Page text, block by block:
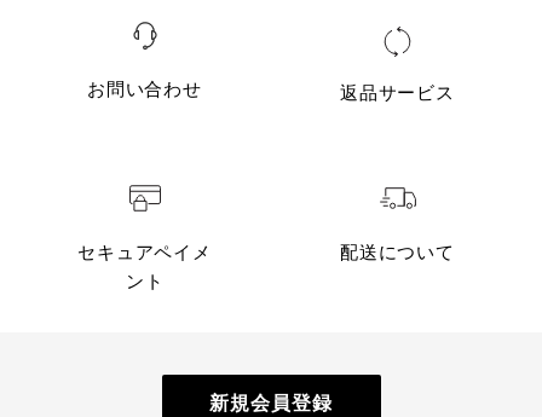
お問い合わせ 返品サービス
セキュアペイメ
ント
配送について
新規会員登録